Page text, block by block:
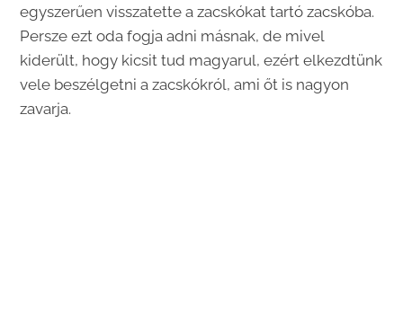
egyszerűen visszatette a zacskókat tartó zacskóba.
Persze ezt oda fogja adni másnak, de mivel
kiderült, hogy kicsit tud magyarul, ezért elkezdtünk
vele beszélgetni a zacskókról, ami őt is nagyon
zavarja.